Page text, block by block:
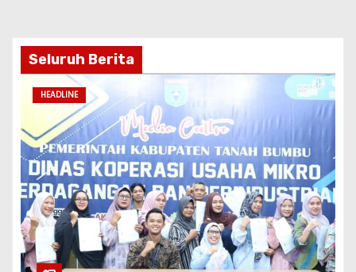
Seluruh Berita
HEADLINE